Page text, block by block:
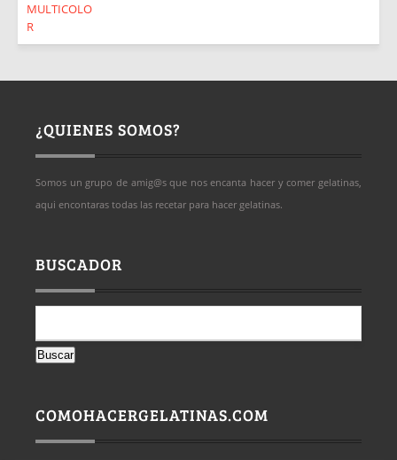
¿QUIENES SOMOS?
Somos un grupo de amig@s que nos encanta hacer y comer gelatinas,
aqui encontaras todas las recetar para hacer gelatinas.
BUSCADOR
COMOHACERGELATINAS.COM